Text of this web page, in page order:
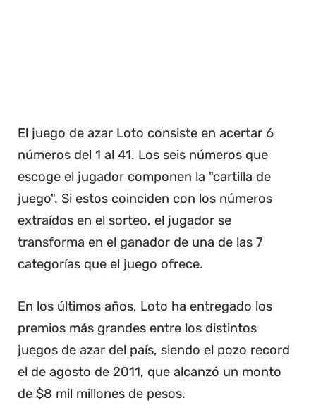
El juego de azar Loto consiste en acertar 6
números del 1 al 41. Los seis números que
escoge el jugador componen la "cartilla de
juego". Si estos coinciden con los números
extraídos en el sorteo, el jugador se
transforma en el ganador de una de las 7
categorías que el juego ofrece.
En los últimos años, Loto ha entregado los
premios más grandes entre los distintos
juegos de azar del país, siendo el pozo record
el de agosto de 2011, que alcanzó un monto
de $8 mil millones de pesos.